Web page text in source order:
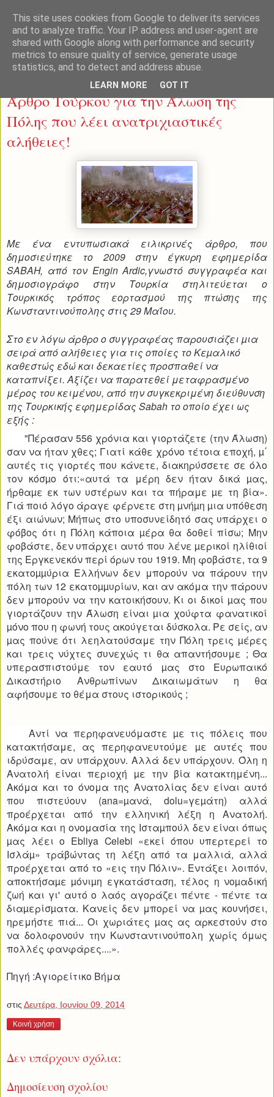
Άρθρο Τούρκου για την Άλωση της
Πόλης που λέει ανατριχιαστικές
αλήθειες!
Με ένα εντυπωσιακά ειλικρινές άρθρο, που
δημοσιεύτηκε το 2009 στην έγκυρη εφημερίδα
SABAH, από τον Engin Ardic,γνωστό συγγραφέα και
δημοσιογράφο στην Τουρκία στηλιτεύεται ο
Τουρκικός τρόπος εορτασμού της πτώσης της
Κωνσταντινούπολης στις 29Μαΐου.
Στο εν λόγω άρθρο ο συγγραφέας παρουσιάζει µια
σειρά από αλήθειες για τις οποίες το Κεµαλικό
καθεστώς εδώ και δεκαετίες προσπαθεί να
καταπνίξει. Αξίζει να παρατεθεί μεταφρασμένο
μέρος του κειμένου, από την συγκεκριμένη διεύθυνση
της Τουρκικής εφημερίδας Sabah το οποίο έχει ως
εξής :
"Πέρασαν 556 χρόνια και γιορτάζετε (την Άλωση)
σαν να ήταν χθες; Γιατί κάθε χρόνο τέτοια εποχή, µ΄
αυτές τις γιορτές που κάνετε, διακηρύσσετε σε όλο
τον κόσµο ότι:«αυτά τα μέρη δεν ήταν δικά µας,
ήρθαµε εκ των υστέρων και τα πήραμε µε τη βία».
Γιά ποιό λόγο άραγε φέρνετε στη µνήµη µια υπόθεση
έξι αιώνων; Μήπως στο υποσυνείδητό σας υπάρχει ο
φόβος ότι η Πόλη κάποια µέρα θα δοθεί πίσω; Μην
φοβάστε, δεν υπάρχει αυτό που λένε µερικοί ηλίθιοί
της Εργκενεκόν περί όρων του 1919. Μη φοβάστε, τα 9
εκατοµµύρια Ελλήνων δεν μπορούν να πάρουν την
πόλη των 12 εκατοµµυρίων, και αν ακόμα την πάρουν
δεν μπορούν να την κατοικήσουν. Κι οι δικοί µας που
γιορτάζουν την Άλωση είναι µια χούφτα φανατικοί
µόνο που η φωνή τους ακούγεται δύσκολα. Ρε σείς, αν
µας πούνε ότι λεηλατούσαμε την Πόλη τρεις µέρες
και τρεις νύχτες συνεχώς τι θα απαντήσουμε ; Θα
υπερασπιστούμε τον εαυτό µας στο Ευρωπαικό
Δικαστήριο Ανθρωπίνων Δικαιωμάτων η θα
αφήσουμε το θέμα στους ιστορικούς ;
Αντί να περηφανευόμαστε µε τις πόλεις που
κατακτήσαμε, ας περηφανευτούμε µε αυτές που
ιδρύσαμε, αν υπάρχουν. Αλλά δεν υπάρχουν. Όλη η
Ανατολή είναι περιοχή µε την βία κατακτημένη...
Ακόμα και το όνομα της Ανατολίας δεν είναι αυτό
που πιστεύουν (ana=µανά, dolu=γεµάτη) αλλά
προέρχεται από την ελληνική λέξη η Ανατολή.
Ακόμα και η ονομασία της Ισταµπούλ δεν είναι όπως
µας λέει ο Ebliya Celebi «εκεί όπου υπερτερεί το
Ισλάµ» τράβώντας τη λέξη από τα μαλλιά, αλλά
προέρχεται από το «εις την Πόλιν». Εντάξει λοιπόν,
αποκτήσαµε µόνιµη εγκατάσταση, τέλος η νοµαδική
ζωή και γι' αυτό ο λαός αγοράζει πέντε - πέντε τα
διαµερίσµατα. Κανείς δεν μπορεί να µας κουνήσει,
ηρεμήστε πιά... Οι χωριάτες µας ας αρκεστούν στο
να δολοφονούν την Κωνσταντινούπολη χωρίς όμως
πολλές φανφάρες....».
Πηγή :Αγιορείτικο Βήμα
στις Δευτέρα, Ιουνίου 09, 2014
Κοινή χρήση
Δεν υπάρχουν σχόλια:
Δημοσίευση σχολίου
This site uses cookies from Google to deliver its services
and to analyze traffic. Your IP address and user-agent are
shared with Google along with performance and security
metrics to ensure quality of service, generate usage
statistics, and to detect and address abuse.
LEARN MORE GOT IT